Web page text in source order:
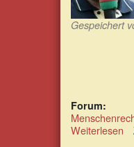
Gespeichert
Forum:
Weiterlesen